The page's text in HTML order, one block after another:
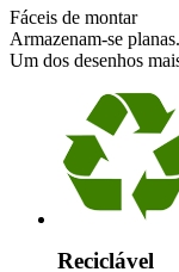
Fáceis de montar
Armazenam-se planas.
Um dos desenhos
Reciclável